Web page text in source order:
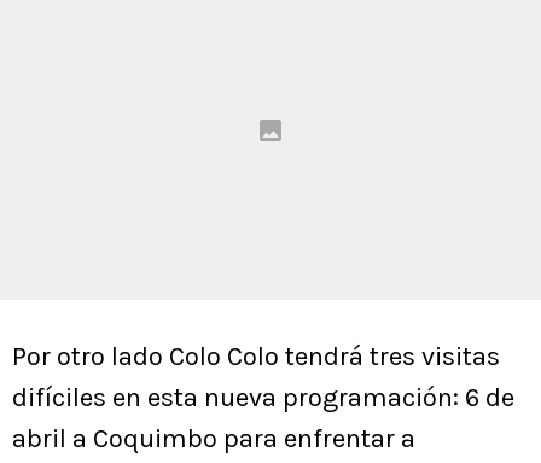
Por otro lado Colo Colo tendrá tres visitas
difíciles en esta nueva programación: 6 de
abril a Coquimbo para enfrentar a